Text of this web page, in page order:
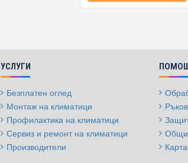
УСЛУГИ
Безплатен оглед
Монтаж на климатици
Профилактика на климатици
Сервиз и ремонт на климатици
Производители
Общи